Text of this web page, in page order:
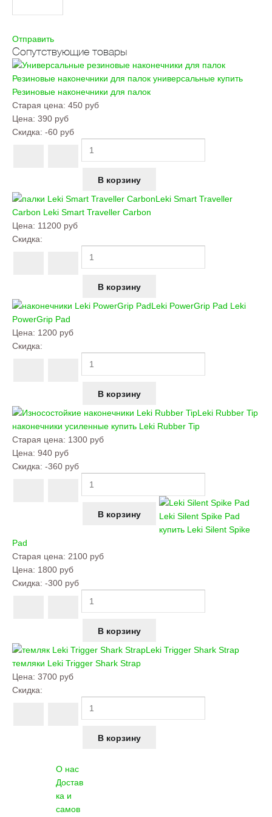
Отправить
Сопутствующие товары
Резиновые наконечники для палок универсальные купить
Резиновые наконечники для палок
Старая цена: 450 руб
Цена: 390 руб
Скидка: -60 руб
Leki Smart Traveller
Carbon Leki Smart Traveller Carbon
Цена: 11200 руб
Скидка:
Leki PowerGrip Pad Leki
PowerGrip Pad
Цена: 1200 руб
Скидка:
Leki Rubber Tip
наконечники усиленные купить Leki Rubber Tip
Старая цена: 1300 руб
Цена: 940 руб
Скидка: -360 руб
Leki Silent Spike Pad
купить Leki Silent Spike
Pad
Старая цена: 2100 руб
Цена: 1800 руб
Скидка: -300 руб
Leki Trigger Shark Strap
темляки Leki Trigger Shark Strap
Цена: 3700 руб
Скидка:
О нас
Достав
ка и
самов